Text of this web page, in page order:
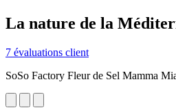
La nature de la
7 évaluations client
SoSo Factory Fleur de Sel Mamma